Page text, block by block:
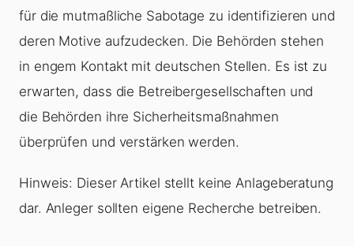
für die mutmaßliche Sabotage zu identifizieren und
deren Motive aufzudecken. Die Behörden stehen
in engem Kontakt mit deutschen Stellen. Es ist zu
erwarten, dass die Betreibergesellschaften und
die Behörden ihre Sicherheitsmaßnahmen
überprüfen und verstärken werden.
Hinweis: Dieser Artikel stellt keine Anlageberatung
dar. Anleger sollten eigene Recherche betreiben.